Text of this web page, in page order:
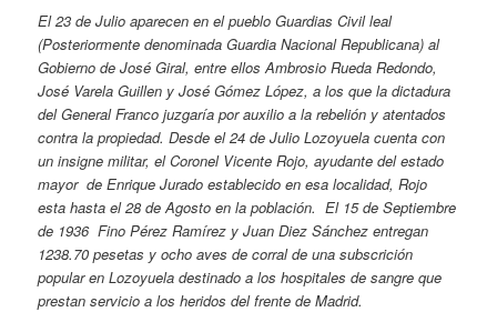
El 23 de Julio aparecen en el pueblo Guardias Civil leal
(Posteriormente denominada Guardia Nacional Republicana) al
Gobierno de José Giral, entre ellos Ambrosio Rueda Redondo,
José Varela Guillen y José Gómez López, a los que la dictadura
del General Franco juzgaría por auxilio a la rebelión y atentados
contra la propiedad. Desde el 24 de Julio Lozoyuela cuenta con
un insigne militar, el Coronel Vicente Rojo, ayudante del estado
mayor de Enrique Jurado establecido en esa localidad, Rojo
esta hasta el 28 de Agosto en la población. El 15 de Septiembre
de 1936 Fino Pérez Ramírez y Juan Diez Sánchez entregan
1238.70 pesetas y ocho aves de corral de una subscrición
popular en Lozoyuela destinado a los hospitales de sangre que
prestan servicio a los heridos del frente de Madrid.